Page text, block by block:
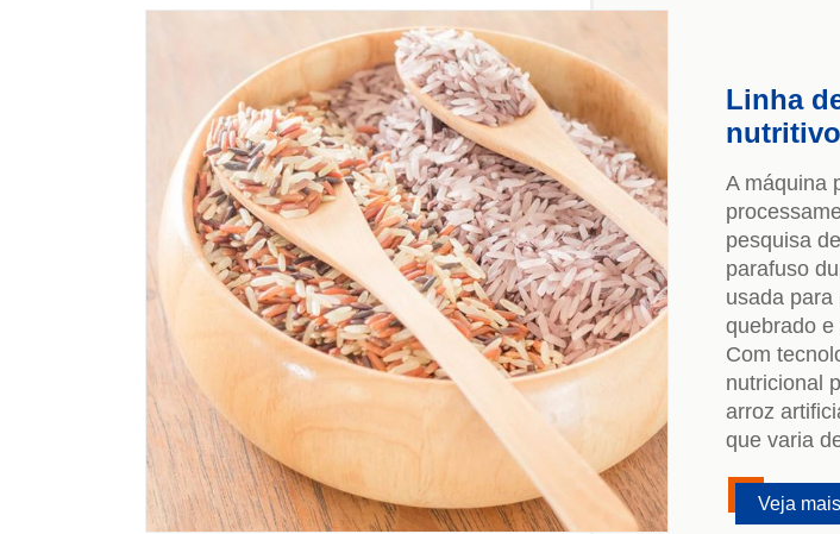
Linha
nutritivo
A máquina
pesquisa
parafuso
usada para
quebrado
Com
nutricional
arroz
que varia
Veja mais